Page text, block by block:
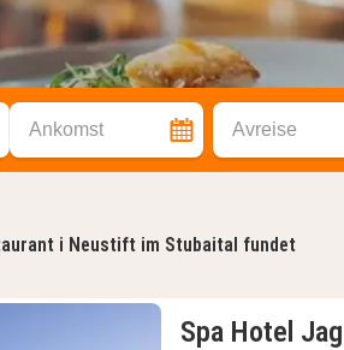
Ankomst Avreise
i Neustift im Stubaital fundet
Spa Hotel